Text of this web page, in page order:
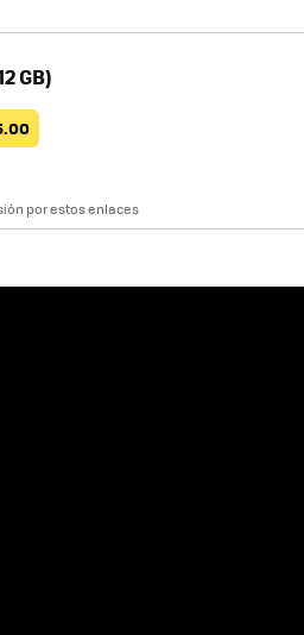
GB)
por estos enlaces